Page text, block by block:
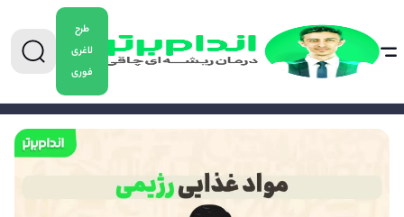
طرح
لاغری
فوری
0904-5478882